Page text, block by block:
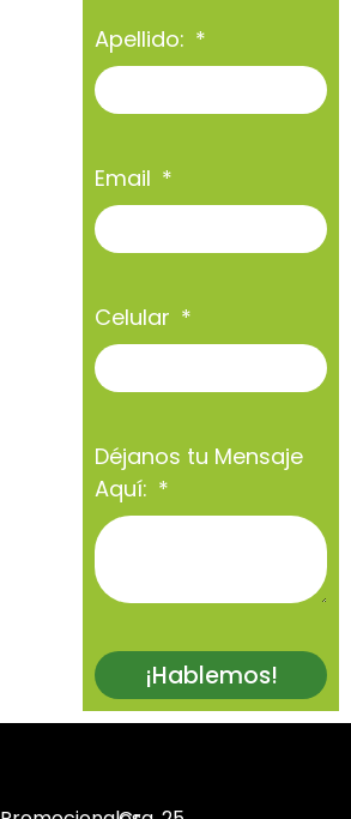
Apellido:
Email
Celular
Déjanos tu Mensaje
Aquí:
¡Hablemos!